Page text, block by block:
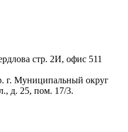
стр. 2И, офис 511
г. Муниципальный округ
д. 25, пом. 17/3.